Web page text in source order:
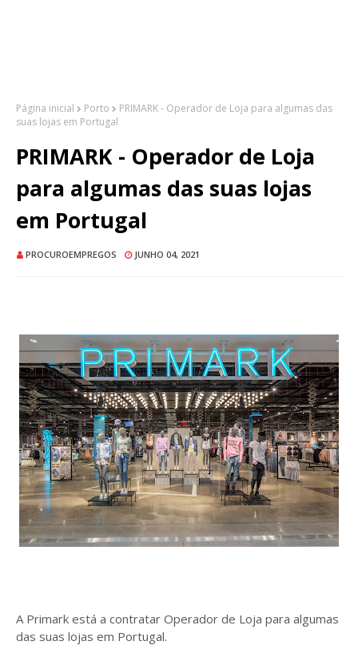
Página inicial Porto
PRIMARK - Operador de Loja para algumas das
suas lojas em Portugal
PRIMARK - Operador de Loja
para algumas das suas lojas
em Portugal
PROCUROEMPREGOS JUNHO 04, 2021
A Primark está a contratar Operador de Loja para algumas
das suas lojas em Portugal.